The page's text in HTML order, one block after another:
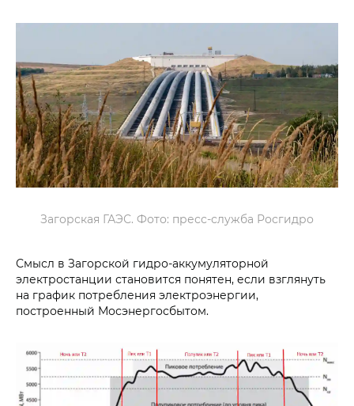
Загорская ГАЭС. Фото: пресс-служба Росгидро
Смысл в Загорской гидро-аккумуляторной
электростанции становится понятен, если взглянуть
на график потребления электроэнергии,
построенный Мосэнергосбытом.